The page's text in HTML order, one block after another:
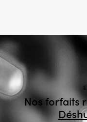
Nos forfaits